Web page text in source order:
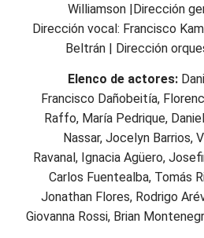
Williamson |Dirección
Dirección vocal: Francisco
Beltrán | Dirección
Elenco de actores:
Francisco Dañobeitía,
Raffo, María Pedrique,
Nassar, Jocelyn Barrios,
Ravanal, Ignacia Agüero,
Carlos Fuentealba, Tomás
Jonathan Flores, Rodrigo
Giovanna Rossi, Brian